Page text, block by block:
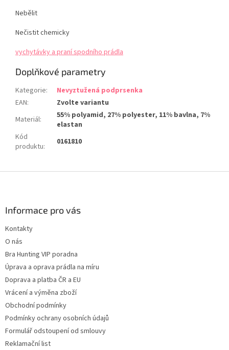
Nebělit
Nečistit chemicky
vychytávky a praní spodního prádla
Doplňkové parametry
Kategorie:
Nevyztužená podprsenka
EAN:
Zvolte variantu
Materiál:
55% polyamid, 27% polyester, 11% bavlna, 7%
elastan
Kód
produktu: 0161810
Informace pro vás
Kontakty
O nás
Bra Hunting VIP poradna
Úprava a oprava prádla na míru
Doprava a platba ČR a EU
Vrácení a výměna zboží
Obchodní podmínky
Podmínky ochrany osobních údajů
Formulář odstoupení od smlouvy
Reklamační list